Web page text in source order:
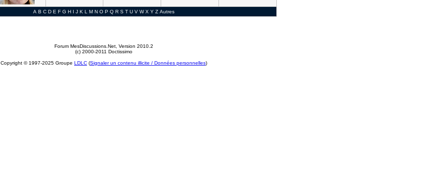
A B C D E F G H I J K L M N O P Q R S T U V W X Y Z Autres
Forum MesDiscussions.Net , Version 2010.2
(c) 2000-2011 Doctissimo
Copyright © 1997-2025 Groupe LDLC (Signaler un contenu illicite / Données personnelles)